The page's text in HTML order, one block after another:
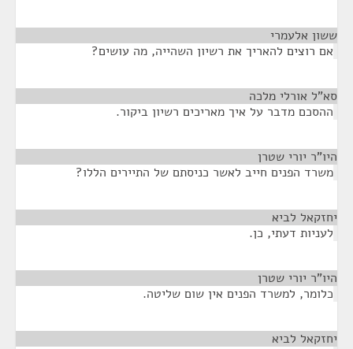
ששון אלעמרי
אם רוצים להאריך את רשיון השהייה, מה עושים?
סא”ל אורלי מלכה
ההסכם מדבר על איך מאריכים רשיון ביקור.
היו"ר יורי שטרן
משרד הפנים חייב לאשר כניסתם של התיירים הללו?
יחזקאל לביא
לעניות דעתי, כן.
היו"ר יורי שטרן
כלומר, למשרד הפנים אין שום שליטה.
יחזקאל לביא